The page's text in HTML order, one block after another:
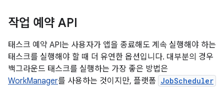
작업 예약 API
태스크 예약 API는 사용자가 앱을 종료해도 계속 실행해야 하는
태스크를 실행해야 할 때 더 유연한 옵션입니다. 대부분의 경우
백그라운드 태스크를 실행하는 가장 좋은 방법은
WorkManager를 사용하는 것이지만, 플랫폼 JobScheduler